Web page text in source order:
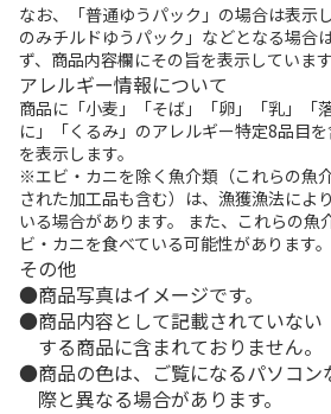
なお、「普通ゆうパック」の場合は表示
のみチルドゆうパック」などとなる場合
ず、商品内容欄にその旨を表示しています
アレルギー情報について
商品に「小麦」「そば」「卵」「乳」「
に」「くるみ」のアレルギー特定8品目
を表示します。
※エビ・カニを除く魚介類（これらの魚
された加工品も含む）は、漁獲漁法によ
いる場合があります。 また、これらの魚
ビ・カニを食べている可能性があります。
その他
商品写真はイメージです。
商品内容として記載されていな
する商品に含まれておりません。
商品の色は、ご覧になるパソコン
際と異なる場合があります。